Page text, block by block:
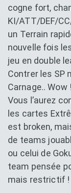
cogne fort,
KI/ATT/DEF/
un Terrain
nouvelle fois
jeu en double
Contrer les SP
Carnage.. Wow !
Vous l’aurez
les cartes
est broken,
de teams
ou celui de
team pensée
mais restrictif !